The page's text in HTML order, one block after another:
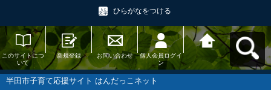
ひらがなをつける
このサイトにつ
いて
新規登録 お問い合わせ
個人会員ログイ
ン
半田市子育て応
援サイト はんだ
っこネットへ戻
半田市子育て応援サイト はんだっこネット